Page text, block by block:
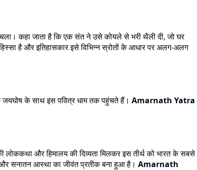
कहा जाता है कि एक संत ने उसे कोयले से भरी थैली दी, जो घर
है और इतिहासकार इसे विभिन्न स्रोतों के आधार पर अलग-अलग
जयघोष के साथ इस पवित्र धाम तक पहुंचते हैं। Amarnath Yatra
लोककथा और हिमालय की दिव्यता मिलकर इस तीर्थ को भारत के सबसे
सनातन आस्था का जीवंत प्रतीक बना हुआ है। Amarnath